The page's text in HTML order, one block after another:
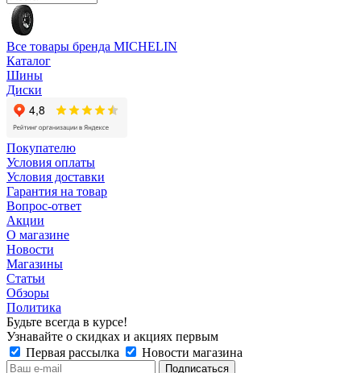
Все товары бренда MICHELIN
Каталог
Шины
Диски
Покупателю
Условия оплаты
Условия доставки
Гарантия на товар
Вопрос-ответ
Акции
О магазине
Новости
Магазины
Статьи
Обзоры
Политика
Будьте всегда в курсе!
Узнавайте о скидках и акциях первым
Первая рассылка
Новости магазина